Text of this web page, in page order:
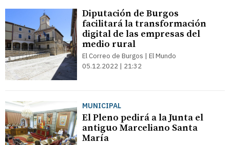
Diputación de Burgos
facilitará la transformación
digital de las empresas del
medio rural
El Correo de Burgos | El Mundo
05.12.2022 | 21:32
MUNICIPAL
El Pleno pedirá a la Junta el
antiguo Marceliano Santa
María